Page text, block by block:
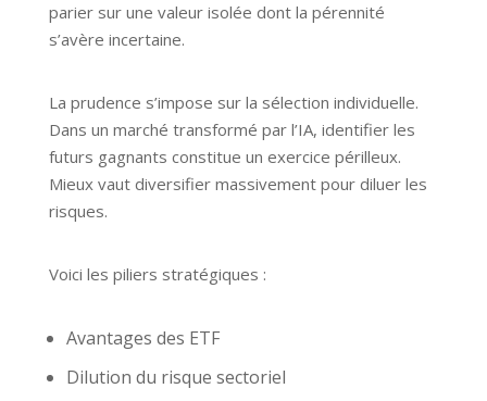
parier sur une valeur isolée dont la pérennité
s’avère incertaine.
La prudence s’impose sur la sélection individuelle.
Dans un marché transformé par l’IA, identifier les
futurs gagnants constitue un exercice périlleux.
Mieux vaut diversifier massivement pour diluer les
risques.
Voici les piliers stratégiques :
Avantages des ETF
Dilution du risque sectoriel